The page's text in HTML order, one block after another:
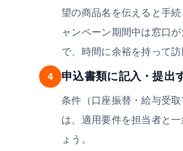
望の商品名を伝えると手
ャンペーン期間中は窓口
で、時間に余裕を持って訪
4 申込書類に記入・提出
条件（口座振替・給与受
は、適用要件を担当者と
ょう。